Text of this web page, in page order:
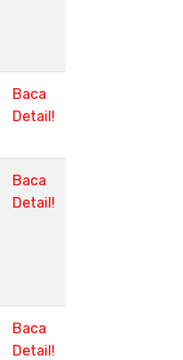
Baca
Detail!
Baca
Detail!
Baca
Detail!